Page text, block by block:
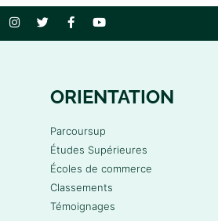
ORIENTATION
Parcoursup
Études Supérieures
Écoles de commerce
Classements
Témoignages